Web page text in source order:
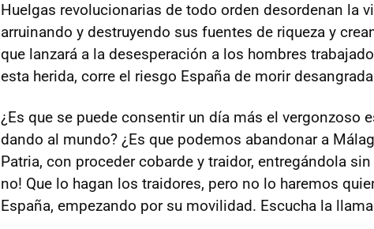
Huelgas revolucionarias de todo orden desordenan la
arruinando y destruyendo sus fuentes de riqueza y
que lanzará a la desesperación a los hombres
esta herida, corre el riesgo España de morir
¿Es que se puede consentir un día más el vergonzoso
dando al mundo? ¿Es que podemos abandonar a
Patria, con proceder cobarde y traidor, entregándola
no! Que lo hagan los traidores, pero no lo haremos
España, empezando por su movilidad. Escucha la